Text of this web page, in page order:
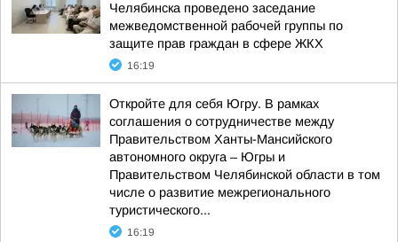
Челябинска проведено заседание
межведомственной рабочей группы по
защите прав граждан в сфере ЖКХ
16:19
Откройте для себя Югру. В рамках
соглашения о сотрудничестве между
Правительством Ханты-Мансийского
автономного округа – Югры и
Правительством Челябинской области в том
числе о развитие межрегионального
туристического...
16:19